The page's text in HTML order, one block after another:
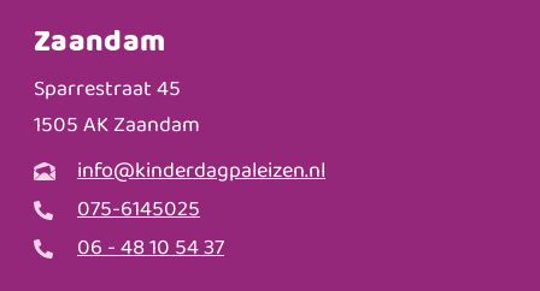
Zaandam
Sparrestraat 45
1505 AK Zaandam
info@kinderdagpaleizen.nl
075-6145025
06 - 48 10 54 37